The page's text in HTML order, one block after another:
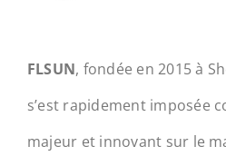
FLSUN, fondée en 2015 à
s’est rapidement imposée
majeur et innovant sur le